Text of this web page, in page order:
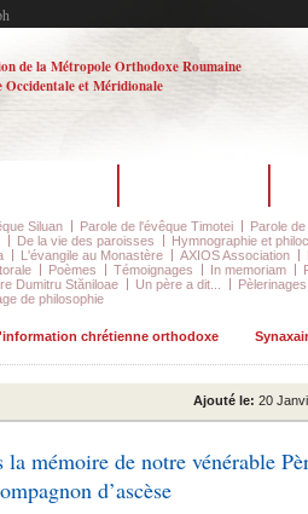
de la Métropole Orthodoxe Roumaine
Occidentale et Méridionale
Siluan Parole de l'évêque Timotei Parole
De la vie des paroisses Hymnographie et
L'évangile au Monastère AXIOS Association
Poèmes Témoignages In memoriam
Dumitru Stăniloae Un père a dit... Pèlerinages
de philosophie
chrétienne orthodoxe
Ajouté le: 20
mémoire de notre vénérable
d’ascèse